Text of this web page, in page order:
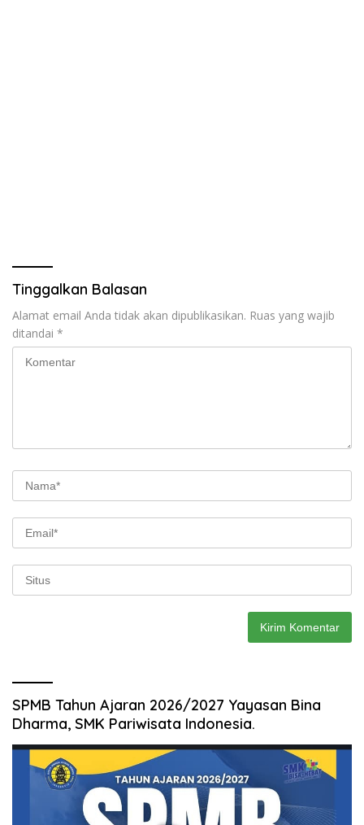
Tinggalkan Balasan
Alamat email Anda tidak akan dipublikasikan. Ruas yang wajib
ditandai *
SPMB Tahun Ajaran 2026/2027 Yayasan Bina
Dharma, SMK Pariwisata Indonesia.